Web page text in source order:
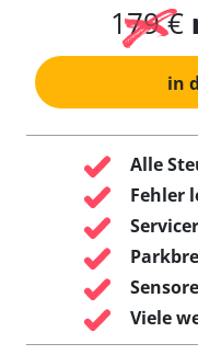
179 €
in
Alle
Fehler
Viele